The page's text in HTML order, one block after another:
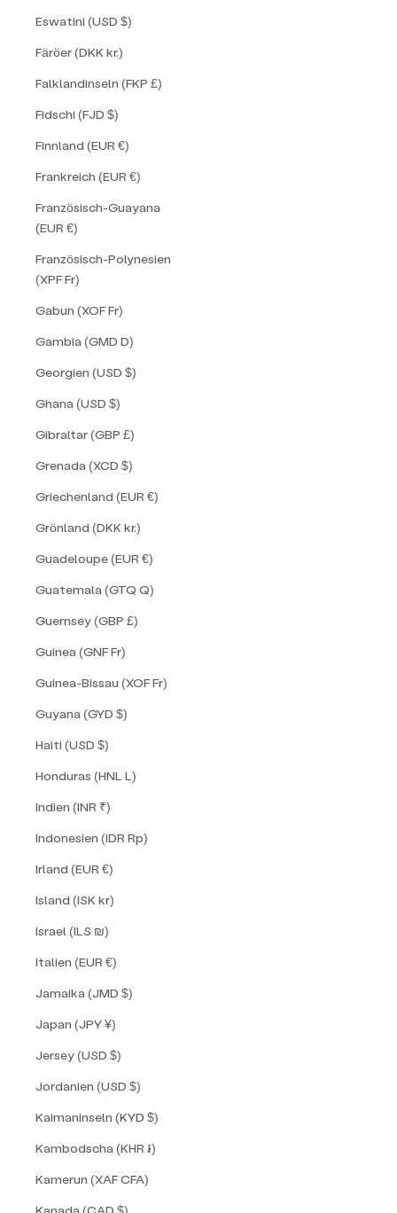
Eswatini (USD $)
Färöer (DKK kr.)
Falklandinseln (FKP £)
Fidschi (FJD $)
Finnland (EUR €)
Frankreich (EUR €)
Französisch-Guayana
(EUR €)
Französisch-Polynesien
(XPF Fr)
Gabun (XOF Fr)
Gambia (GMD D)
Georgien (USD $)
Ghana (USD $)
Gibraltar (GBP £)
Grenada (XCD $)
Griechenland (EUR €)
Grönland (DKK kr.)
Guadeloupe (EUR €)
Guatemala (GTQ Q)
Guernsey (GBP £)
Guinea (GNF Fr)
Guinea-Bissau (XOF Fr)
Guyana (GYD $)
Haiti (USD $)
Honduras (HNL L)
Indien (INR ₹)
Indonesien (IDR Rp)
Irland (EUR €)
Island (ISK kr)
Israel (ILS ₪)
Italien (EUR €)
Jamaika (JMD $)
Japan (JPY ¥)
Jersey (USD $)
Jordanien (USD $)
Kaimaninseln (KYD $)
Kambodscha (KHR ៛)
Kamerun (XAF CFA)